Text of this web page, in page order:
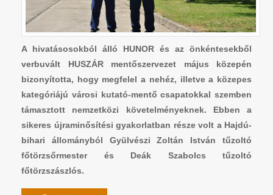
A hivatásosokból álló HUNOR és az önkéntesekből
verbuvált HUSZÁR mentőszervezet május közepén
bizonyította, hogy megfelel a nehéz, illetve a közepes
kategóriájú városi kutató-mentő csapatokkal szemben
támasztott nemzetközi követelményeknek. Ebben a
sikeres újraminősítési gyakorlatban része volt a Hajdú-
bihari állományból Gyülvészi Zoltán István tűzoltó
főtörzsőrmester és Deák Szabolcs tűzoltó
főtörzszászlós.